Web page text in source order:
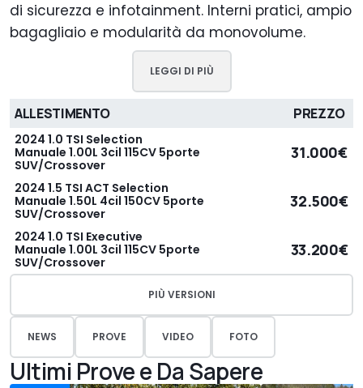
di sicurezza e infotainment. Interni pratici, ampio
bagagliaio e modularità da monovolume.
LEGGI DI PIÙ
ALLESTIMENTO PREZZO
2024 1.0 TSI Selection
Manuale 1.00L 3cil 115CV 5porte
SUV/Crossover
31.000€
2024 1.5 TSI ACT Selection
Manuale 1.50L 4cil 150CV 5porte
SUV/Crossover
32.500€
2024 1.0 TSI Executive
Manuale 1.00L 3cil 115CV 5porte
SUV/Crossover
33.200€
PIÙ VERSIONI
NEWS PROVE VIDEO FOTO
Ultimi Prove e Da Sapere